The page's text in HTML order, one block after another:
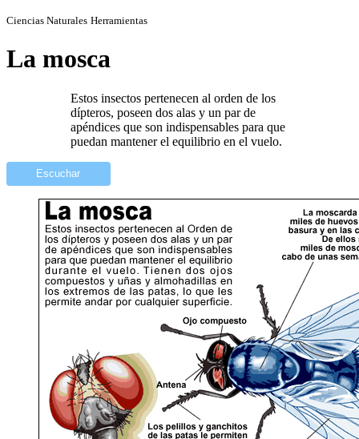
Ciencias Naturales Herramientas
La mosca
Estos insectos pertenecen al orden de los
dípteros, poseen dos alas y un par de
apéndices que son indispensables para que
puedan mantener el equilibrio en el vuelo.
Escuchar